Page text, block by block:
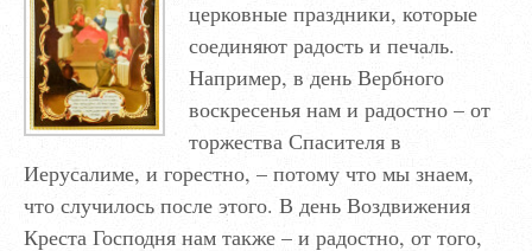
церковные праздники, которые
соединяют радость и печаль.
Например, в день Вербного
воскресенья нам и радостно – от
торжества Спасителя в
Иерусалиме, и горестно, – потому что мы знаем,
что случилось после этого. В день Воздвижения
Креста Господня нам также – и радостно, от того,